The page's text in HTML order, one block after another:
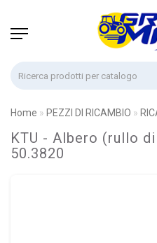
Home PEZZI DI RICAMBIO
KTU - Albero (rullo
50.3820